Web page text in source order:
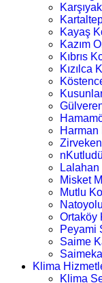
Kayaş
Kazım
Kıbrıs
Kızılca
Harman
Misket
Mutlu
Ortaköy
Peyami
Saime
Klima
Klima